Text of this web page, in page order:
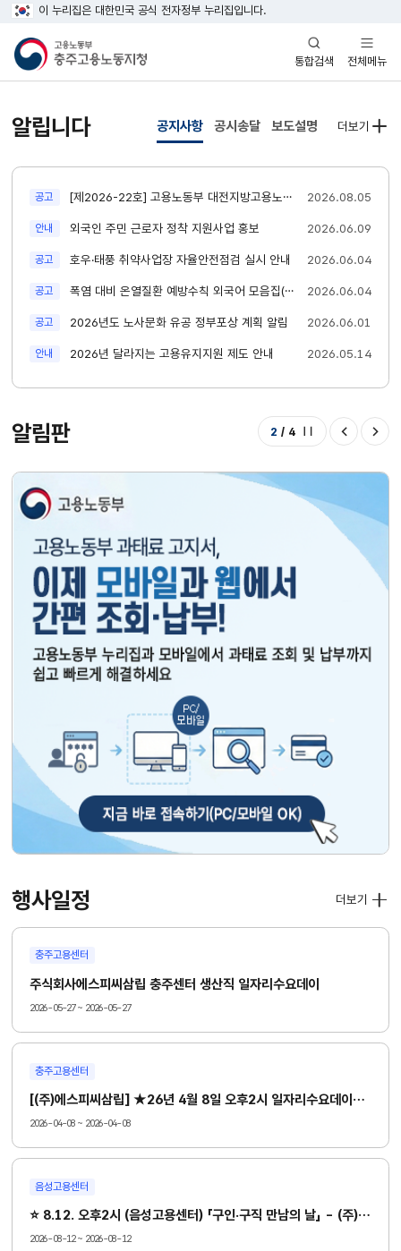
이 누리집은 대한민국 공식 전자정부 누리집입니다.
통합검색
열기
전체메뉴
열기
알립니다 공지사항
공고 새글
[제2026-22호] 고용노동부 대전지방고용노동청충주지청 청년인턴 채용 공고 2026.08.05
안내 새글
외국인 주민 근로자 정착 지원사업 홍보 2026.06.09
공고 새글
호우·태풍 취약사업장 자율안전점검 실시 안내 2026.06.04
공고 새글
폭염 대비 온열질환 예방수칙 외국어 모음집(18개 모국어 번역본) 2026.06.04
공고 새글
2026년도 노사문화 유공 정부포상 계획 알림 2026.06.01
안내 새글
2026년 달라지는 고용유지지원 제도 안내 2026.05.14
더보기
공시송달 보도설명
알림판 2 / 4
행사일정
충주고용센터
주식회사에스피씨삼립 충주센터 생산직 일자리수요데이
2026-05-27 ~ 2026-05-27
충주고용센터
[(주)에스피씨삼립] ★26년 4월 8일 오후2시 일자리수요데이 ★ -생산직 채용
2026-04-08 ~ 2026-04-08
음성고용센터
⭐ 8.12. 오후2시 (음성고용센터) 「구인·구직 만남의 날」 - (주)사옹원⭐
2026-08-12 ~ 2026-08-12
더보기